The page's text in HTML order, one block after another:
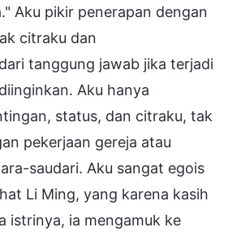
Aku pikir penerapan dengan
citraku dan
tanggung jawab jika terjadi
Aku hanya
status, dan citraku, tak
pekerjaan gereja atau
saudari. Aku sangat egois
Li Ming, yang karena kasih
istrinya, ia mengamuk ke